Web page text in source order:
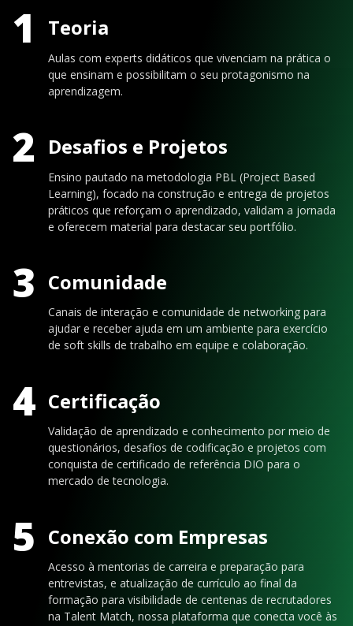
1 Teoria
Aulas com experts didáticos que vivenciam na prática o
que ensinam e possibilitam o seu protagonismo na
aprendizagem.
2 Desafios e Projetos
Ensino pautado na metodologia PBL (Project Based
Learning), focado na construção e entrega de projetos
práticos que reforçam o aprendizado, validam a jornada
e oferecem material para destacar seu portfólio.
3 Comunidade
Canais de interação e comunidade de networking para
ajudar e receber ajuda em um ambiente para exercício
de soft skills de trabalho em equipe e colaboração.
4 Certificação
Validação de aprendizado e conhecimento por meio de
questionários, desafios de codificação e projetos com
conquista de certificado de referência DIO para o
mercado de tecnologia.
5 Conexão com Empresas
Acesso à mentorias de carreira e preparação para
entrevistas, e atualização de currículo ao final da
formação para visibilidade de centenas de recrutadores
na Talent Match, nossa plataforma que conecta você às